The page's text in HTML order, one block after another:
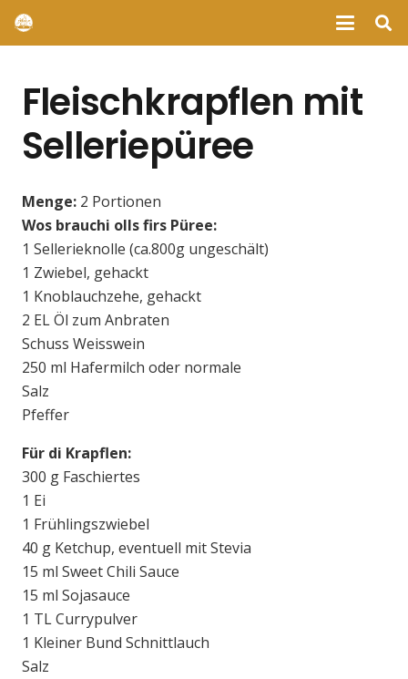
Fleischkrapflen mit
Selleriepüree
Menge: 2 Portionen
Wos brauchi olls firs Püree:
1 Sellerieknolle (ca.800g ungeschält)
1 Zwiebel, gehackt
1 Knoblauchzehe, gehackt
2 EL Öl zum Anbraten
Schuss Weisswein
250 ml Hafermilch oder normale
Salz
Pfeffer
Für di Krapflen:
300 g Faschiertes
1 Ei
1 Frühlingszwiebel
40 g Ketchup, eventuell mit Stevia
15 ml Sweet Chili Sauce
15 ml Sojasauce
1 TL Currypulver
1 Kleiner Bund Schnittlauch
Salz